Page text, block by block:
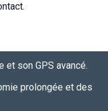
et son GPS avancé.
prolongée et des